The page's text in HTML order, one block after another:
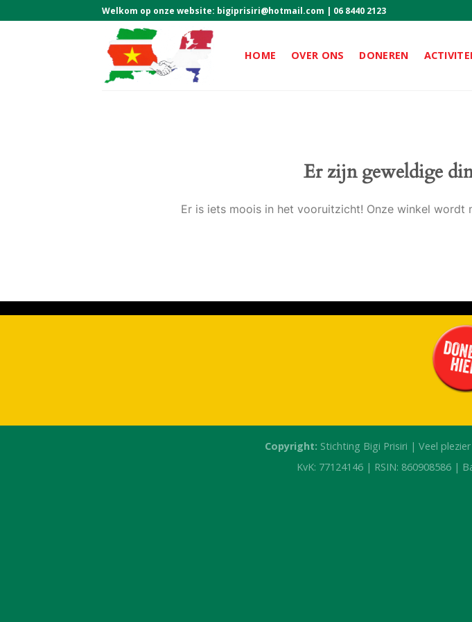
to
Welkom op onze website: bigiprisiri@hotmail.com | 06 8440 2123
HOME OVER ONS DONEREN
Er zijn geweldige
Er is iets moois in het vooruitzicht! Onze winkel
Copyright: Stichting Bigi Prisiri | Veel
KvK: 77124146 | RSIN: 860908586 |